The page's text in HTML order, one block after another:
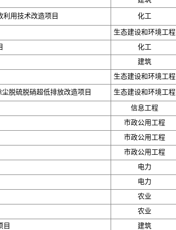
利用技术改造项目 化工
生态建设和环境工程
化工
建筑
生态建设和环境工程
脱硫脱硝超低排放改造项目 生态建设和环境工程
信息工程
市政公用工程
市政公用工程
市政公用工程
电力
电力
农业
农业
目 建筑